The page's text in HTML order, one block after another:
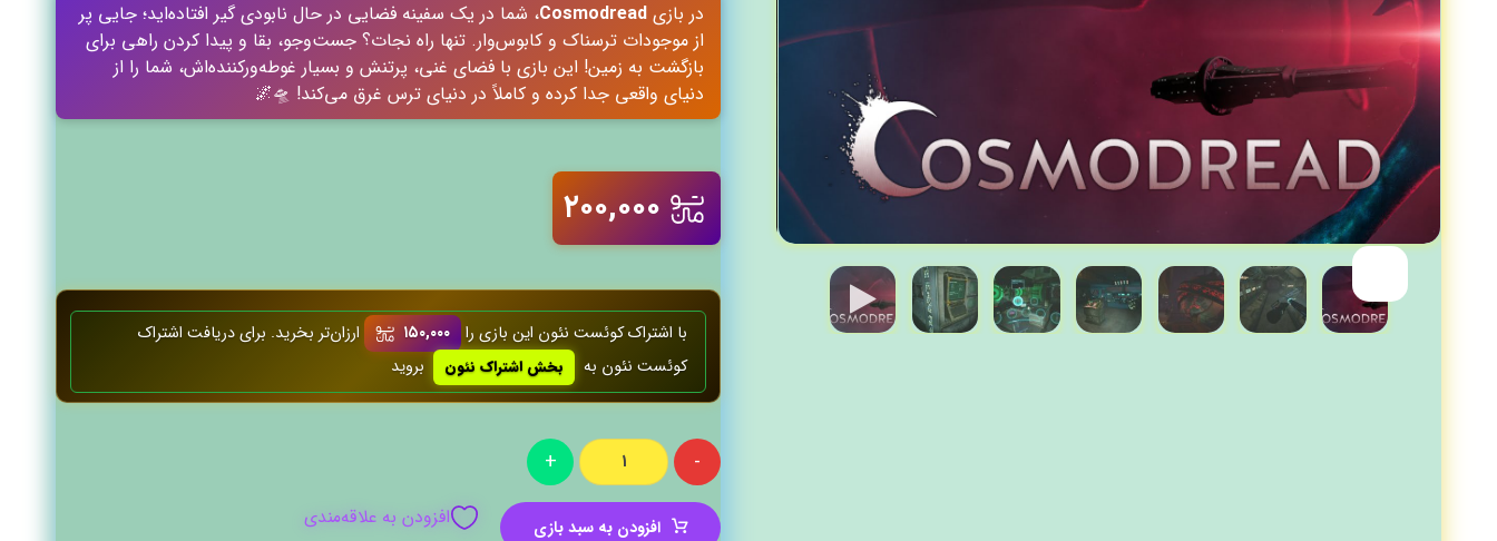
در بازی Cosmodread، شما در یک سفینه فضایی در حال نابودی گیر افتاده‌اید؛ جایی پر
از موجودات ترسناک و کابوس‌وار. تنها راه نجات؟ جست‌وجو، بقا و پیدا کردن راهی برای
بازگشت به زمین! این بازی با فضای غنی، پرتنش و بسیار غوطه‌ور‌کننده‌اش، شما را از
دنیای واقعی جدا کرده و کاملاً در دنیای ترس غرق می‌کند! 🛸🌌
۲۰۰,۰۰۰
با اشتراک کوئست‌ نئون این بازی را ۱۵۰,۰۰۰
ارزان‌تر بخرید. برای دریافت اشتراک
کوئست‌ نئون به
بخش اشتراک نئون بروید
-
+
افزودن به سبد بازی افزودن به علاقه‌مندی